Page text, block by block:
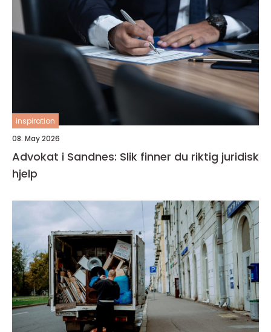
inspiration
08. May 2026
Advokat i Sandnes: Slik finner du riktig juridisk
hjelp